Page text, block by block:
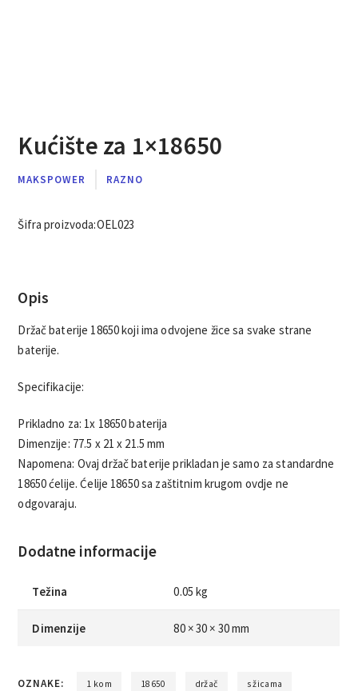
Kućište za 1×18650
MAKSPOWER RAZNO
Šifra proizvoda:OEL023
Opis
Držač baterije 18650 koji ima odvojene žice sa svake strane
baterije.
Specifikacije:
Prikladno za: 1x 18650 baterija
Dimenzije: 77.5 x 21 x 21.5 mm
Napomena: Ovaj držač baterije prikladan je samo za standardne
18650 ćelije. Ćelije 18650 sa zaštitnim krugom ovdje ne
odgovaraju.
Dodatne informacije
Težina 0.05 kg
Dimenzije 80 × 30 × 30 mm
OZNAKE: 1 kom 18650 držač s žicama